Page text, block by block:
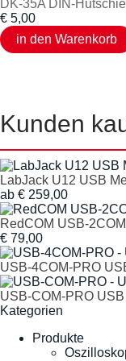
DK-35A DIN-
€ 5,00
Kunden
LabJack U12 USB
ab € 259,00
RedCOM USB-
€ 79,00
USB-4COM-PRO
USB-COM-PRO
Kategorien
Produkte